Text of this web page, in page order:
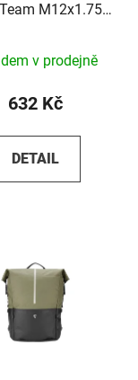
M12x1.75
v prodejně
632 Kč
DETAIL